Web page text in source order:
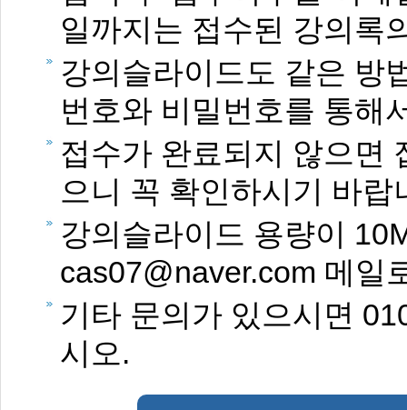
일까지는 접수된 강의록
강의슬라이드도 같은 방
번호와 비밀번호를 통해
접수가 완료되지 않으면
으니 꼭 확인하시기 바랍
강의슬라이드 용량이
cas07@naver.com 메일
기타 문의가 있으시면
시오.